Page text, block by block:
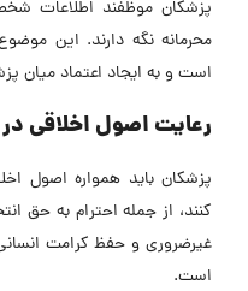
پزشکان موظفند اطلاعات
محرمانه نگه دارند. این
است و به ایجاد اعتماد میان
رعایت اصول اخلاقی
پزشکان باید همواره اصول
کنند، از جمله احترام به حق
غیرضروری و حفظ کرامت
است.